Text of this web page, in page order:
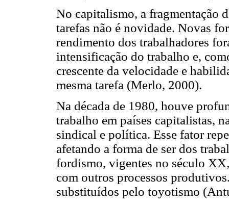
No capitalismo, a fragmentação
tarefas não é novidade. Novas
rendimento dos trabalhadores
intensificação do trabalho e,
crescente da velocidade e
mesma tarefa (Merlo, 2000).
Na década de 1980, houve
trabalho em países capitalistas,
sindical e política. Esse fator
afetando a forma de ser dos
fordismo, vigentes no século
com outros processos
substituídos pelo toyotismo